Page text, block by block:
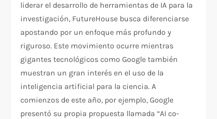
liderar el desarrollo de herramientas de IA para la
investigación, FutureHouse busca diferenciarse
apostando por un enfoque más profundo y
riguroso. Este movimiento ocurre mientras
gigantes tecnológicos como Google también
muestran un gran interés en el uso de la
inteligencia artificial para la ciencia. A
comienzos de este año, por ejemplo, Google
presentó su propia propuesta llamada “AI co-